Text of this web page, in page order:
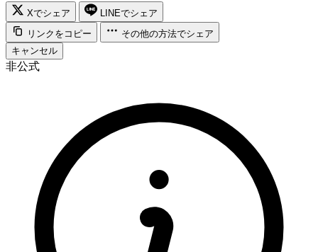
Xでシェア
LINEでシェア
リンクをコピー
その他の方法でシェア
キャンセル
非公式